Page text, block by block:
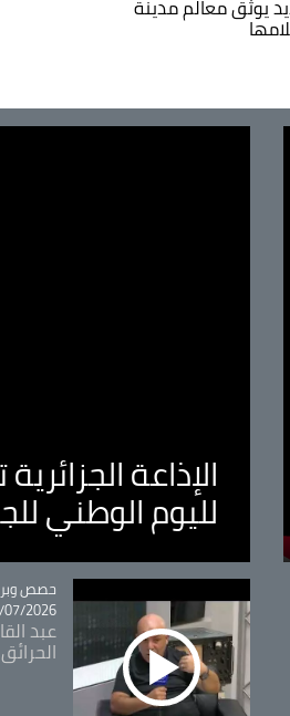
يوثق معالم مدينة
الإذاعة
لليوم الوطني
Catégorie
حصص
2026 - 09:49
عبد